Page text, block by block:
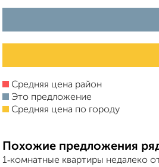
Средняя цена район
Это предложение
Средняя цена по городу
Похожие предложения
1‑комнатные квартиры недалеко